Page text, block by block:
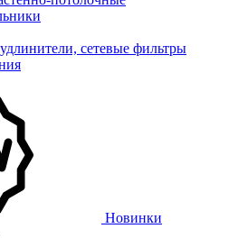
сетевые фильтры
Новинки